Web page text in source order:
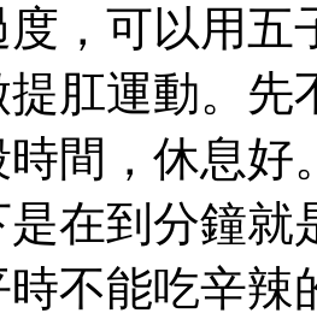
，可以用五
肛運動。先
間，休息好
在到分鐘
不能吃辛辣